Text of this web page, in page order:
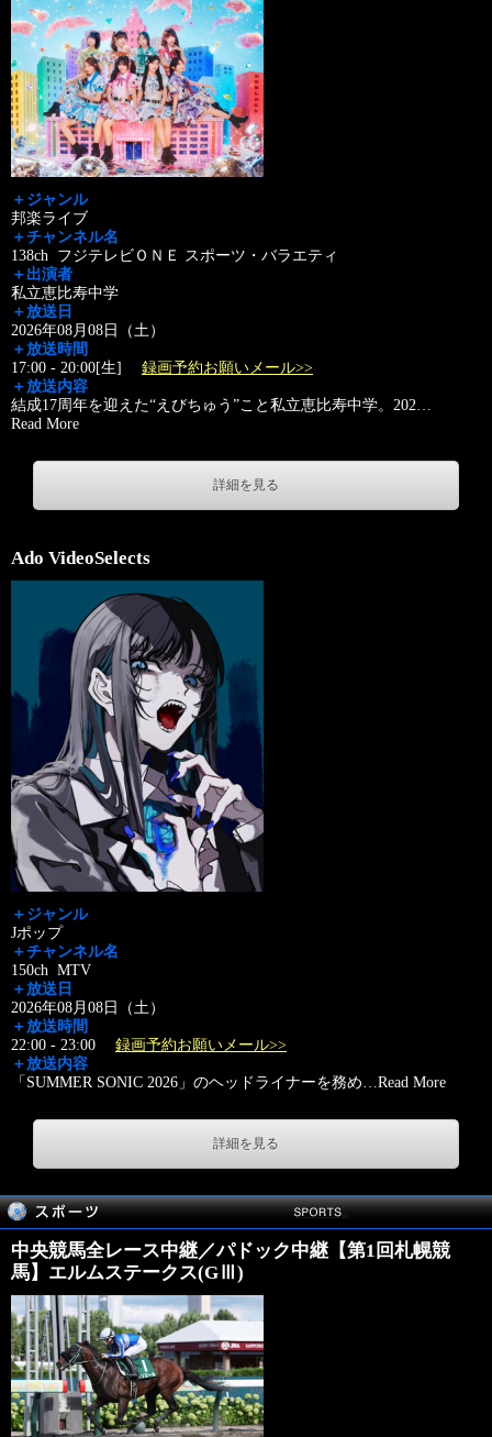
＋ジャンル
邦楽ライブ
＋チャンネル名
138ch フジテレビＯＮＥ スポーツ・バラエティ
＋出演者
私立恵比寿中学
＋放送日
2026年08月08日（土）
＋放送時間
17:00 - 20:00[生] 録画予約お願いメール>>
＋放送内容
結成17周年を迎えた“えびちゅう”こと私立恵比寿中学。202…
Read More
詳細を見る
Ado VideoSelects
＋ジャンル
Jポップ
＋チャンネル名
150ch MTV
＋放送日
2026年08月08日（土）
＋放送時間
22:00 - 23:00 録画予約お願いメール>>
＋放送内容
「SUMMER SONIC 2026」のヘッドライナーを務め…Read More
詳細を見る
中央競馬全レース中継／パドック中継【第1回札幌競
馬】エルムステークス(GⅢ)